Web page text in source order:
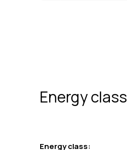
Energy class
Energy class: